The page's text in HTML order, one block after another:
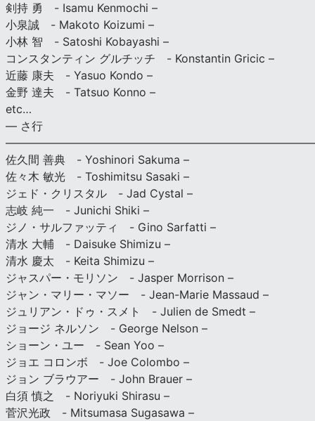
剣持 勇 - Isamu Kenmochi –
小泉誠 - Makoto Koizumi –
小林 智 - Satoshi Kobayashi –
コンスタンティン グルチッチ - Konstantin Gricic –
近藤 康夫 - Yasuo Kondo –
金野 達夫 - Tatsuo Konno –
etc…
— さ行
佐久間 善典 - Yoshinori Sakuma –
佐々木 敏光 - Toshimitsu Sasaki –
ジェド・クリスタル - Jad Cystal –
志岐 純一 - Junichi Shiki –
ジノ・サルファッティ - Gino Sarfatti –
清水 大輔 - Daisuke Shimizu –
清水 慶太 - Keita Shimizu –
ジャスパー・モリソン - Jasper Morrison –
ジャン・マリー・マソー - Jean-Marie Massaud –
ジュリアン・ドゥ・スメト - Julien de Smedt –
ジョージ ネルソン - George Nelson –
ショーン・ユー - Sean Yoo –
ジョエ コロンボ - Joe Colombo –
ジョン ブラウアー - John Brauer –
白須 慎之 - Noriyuki Shirasu –
菅沢光政 - Mitsumasa Sugasawa –